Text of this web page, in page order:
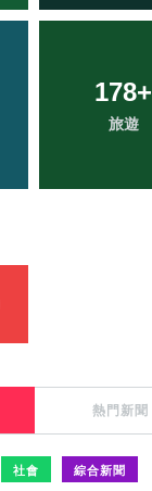
178+
旅遊
53+
頭條
熱門新聞
社會 綜合新聞